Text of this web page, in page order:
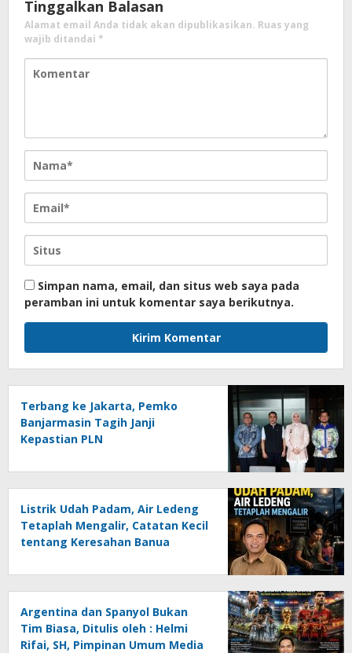
Tinggalkan Balasan
Alamat email Anda tidak akan dipublikasikan. Ruas yang
wajib ditandai *
Simpan nama, email, dan situs web saya pada
peramban ini untuk komentar saya berikutnya.
Terbang ke Jakarta, Pemko
Banjarmasin Tagih Janji
Kepastian PLN
Listrik Udah Padam, Air Ledeng
Tetaplah Mengalir, Catatan Kecil
tentang Keresahan Banua
Ancaman Lingkungan, Oleh :
Helmi Rifai, SH
Argentina dan Spanyol Bukan
Tim Biasa, Ditulis oleh : Helmi
Rifai, SH, Pimpinan Umum Media